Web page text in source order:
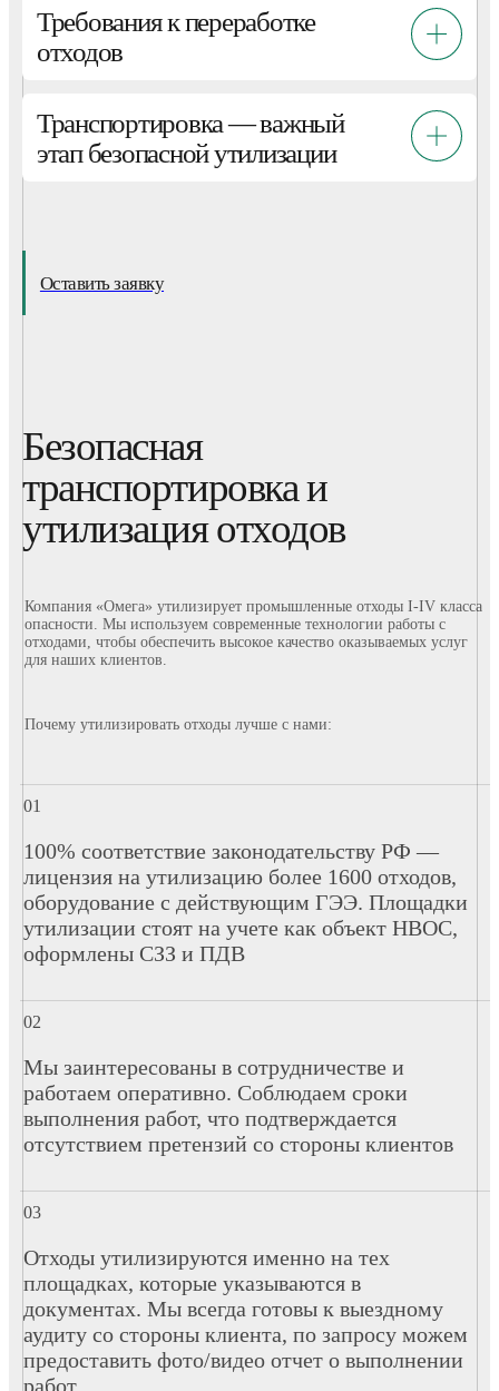
отходов
этап безопасной утилизации
Безопасная
транспортировка и
утилизация отходов
опасности. Мы используем современные технологии работы с
отходами, чтобы обеспечить высокое качество оказываемых услуг
для наших клиентов.
лицензия на утилизацию более 1600 отходов,
оборудование с действующим ГЭЭ. Площадки
утилизации стоят на учете как объект НВОС,
оформлены СЗЗ и ПДВ
работаем оперативно. Соблюдаем сроки
выполнения работ, что подтверждается
отсутствием претензий со стороны клиентов
площадках, которые указываются в
документах. Мы всегда готовы к выездному
аудиту со стороны клиента, по запросу можем
предоставить фото/видео отчет о выполнении
работ